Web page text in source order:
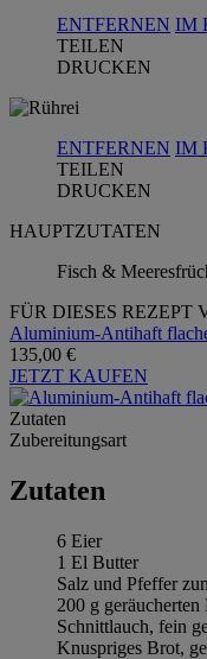
ENTFERNEN IM
TEILEN
DRUCKEN
ENTFERNEN IM
TEILEN
DRUCKEN
HAUPTZUTATEN
Fisch &
FÜR DIESES REZEPT
Aluminium-Antihaft
135,00 €
JETZT KAUFEN
Zutaten
Zubereitungsart
Zutaten
6 Eier
1 El Butter
Salz und Pfeffer
200 g geräucherten
Schnittlauch, fein
Knuspriges Brot,